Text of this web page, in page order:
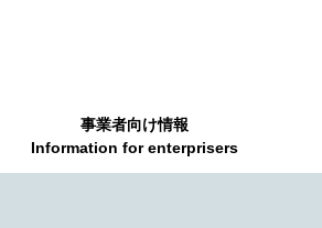
事業者向け情報
Information for enterprisers